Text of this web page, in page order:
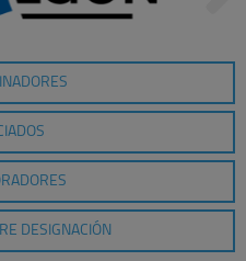
DESIGNACIÓN